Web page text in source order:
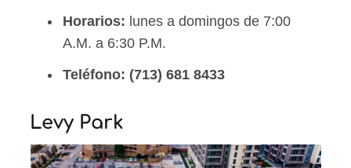
Horarios: lunes a domingos de 7:00
A.M. a 6:30 P.M.
Teléfono: (713) 681 8433
Levy Park